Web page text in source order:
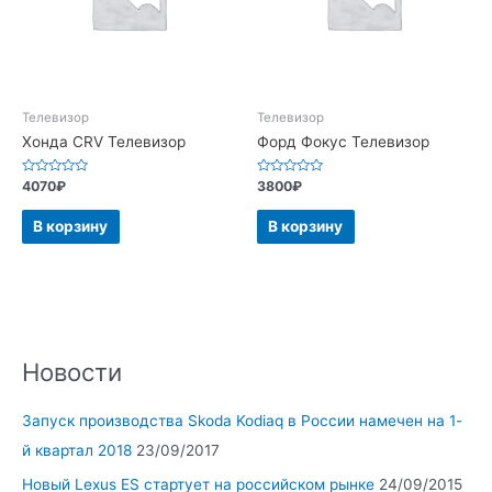
Новости
Запуск производства Skoda Kodiaq в России намечен на 1-
й квартал 2018 23/09/2017
Новый Lexus ES стартует на российском рынке 24/09/2015
Телевизор
Хонда CRV Телевизор
Оценка
0
из
4070₽
В корзину
Телевизор
Форд Фокус Телевизор
Оценка
0
из
3800₽
В корзину